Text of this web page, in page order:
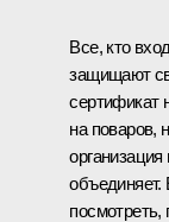
Все, кто
защищают
сертификат
на поваров,
объединяет.
посмотреть,